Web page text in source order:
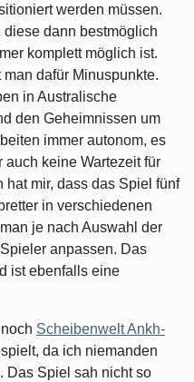
werden müssen.
diese dann bestmöglich
komplett möglich ist.
dafür Minuspunkte.
in Australische
den Geheimnissen um
immer autonom, es
keine Wartezeit für
mir, dass das Spiel fünf
in verschiedenen
je nach Auswahl der
anpassen. Das
ist ebenfalls eine
Scheibenwelt Ankh-
da ich niemanden
Das Spiel sah nicht so